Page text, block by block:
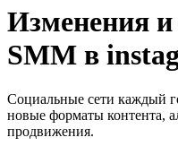
Новосибирске
Изменения
SMM в
Социальные сети каждый
новые форматы контента,
продвижения.